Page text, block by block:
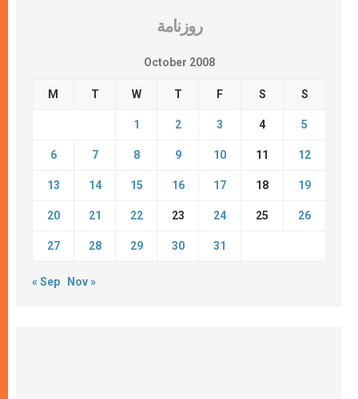
روزنامة
October 2008
M T W T F S S
1 2 3 4 5
6 7 8 9 10 11 12
13 14 15 16 17 18 19
20 21 22 23 24 25 26
27 28 29 30 31
« Sep Nov »